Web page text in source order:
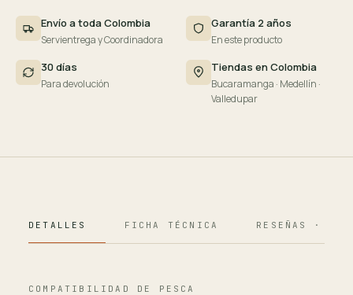
Envío a toda Colombia
Servientrega y Coordinadora
Garantía 2 años
En este producto
30 días
Para devolución
Tiendas en Colombia
Bucaramanga · Medellín ·
Valledupar
DETALLES FICHA TÉCNICA RESEÑAS · 124
COMPATIBILIDAD DE PESCA